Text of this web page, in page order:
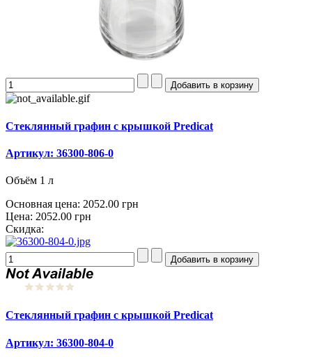
Стеклянный графин с крышкой Predicat
Артикул: 36300-806-0
Объём 1 л
Основная цена: 2052.00 грн
Цена: 2052.00 грн
Скидка:
Стеклянный графин с крышкой Predicat
Артикул: 36300-804-0